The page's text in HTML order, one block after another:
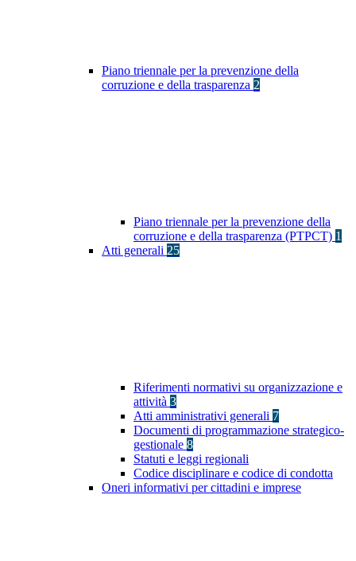
Piano triennale per la prevenzione della
corruzione e della trasparenza 2
Piano triennale per la prevenzione della
corruzione e della trasparenza (PTPCT) 1
Atti generali 25
Riferimenti normativi su organizzazione e
attività 3
Atti amministrativi generali 7
Documenti di programmazione strategico-
gestionale 8
Statuti e leggi regionali
Codice disciplinare e codice di condotta
Oneri informativi per cittadini e imprese